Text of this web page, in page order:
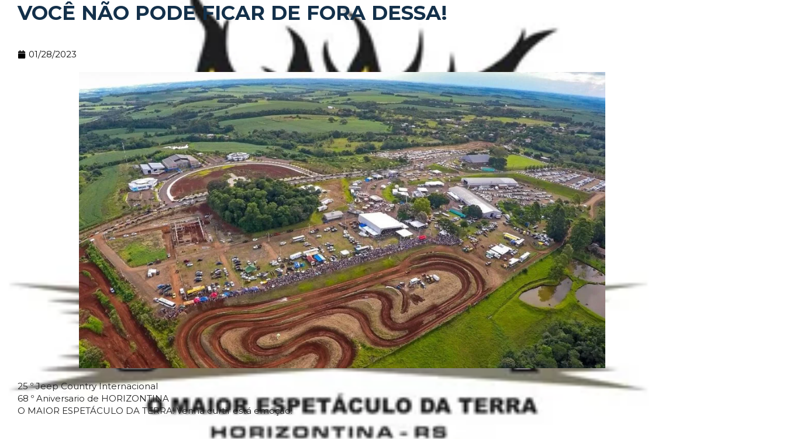
VOCÊ NÃO PODE FICAR DE FORA DESSA!
01/28/2023
25 º Jeep Country Internacional
68 º Aniversario de HORIZONTINA
O MAIOR ESPETÁCULO DA TERRA! Venha curtir está emoção!